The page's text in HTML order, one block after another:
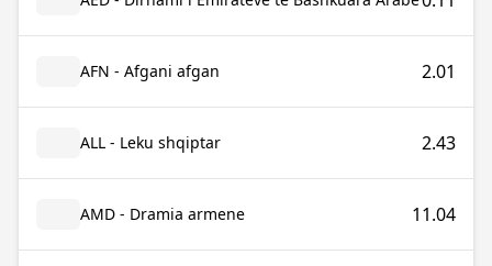
AFN - Afgani afgan 2.01
ALL - Leku shqiptar 2.43
AMD - Dramia armene 11.04